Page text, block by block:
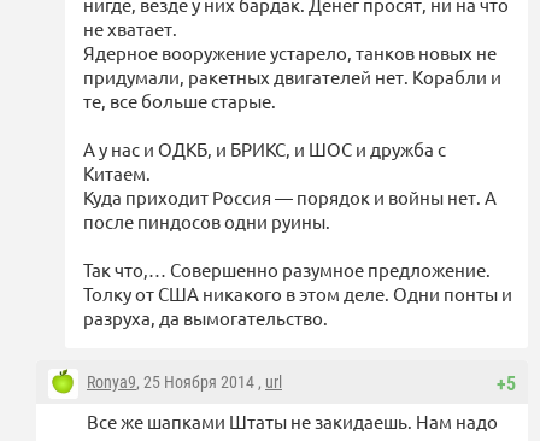
не хватает.
Ядерное вооружение устарело, танков новых не
придумали, ракетных двигателей нет. Корабли и
те, все больше старые.
А у нас и ОДКБ, и БРИКС, и ШОС и дружба с
Китаем.
Куда приходит Россия — порядок и войны нет. А
после пиндосов одни руины.
Так что,… Совершенно разумное предложение.
Толку от США никакого в этом деле. Одни понты и
разруха, да вымогательство.
+5
Ronya9, 25 Ноября 2014 , url
Все же шапками Штаты не закидаешь. Нам надо